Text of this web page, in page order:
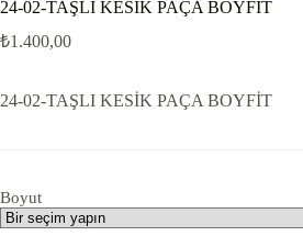
24-02-TAŞLI KESİK PAÇA BOYFİT
₺1.400,00
24-02-TAŞLI KESİK PAÇA BOYFİT
Boyut